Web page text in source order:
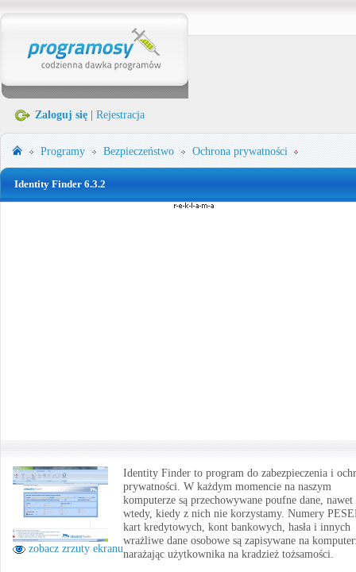
Zaloguj się Rejestracja
Programy Bezpieczeństwo Ochrona prywatności
Identity Finder 6.3.2
zobacz zrzuty ekranu
Identity Finder to program do zabezpieczenia i
prywatności. W każdym momencie na naszym
komputerze są przechowywane poufne dane, nawet
wtedy, kiedy z nich nie korzystamy. Numery
kart kredytowych, kont bankowych, hasła i innych
wrażliwe dane osobowe są zapisywane na
narażając użytkownika na kradzież tożsamości.